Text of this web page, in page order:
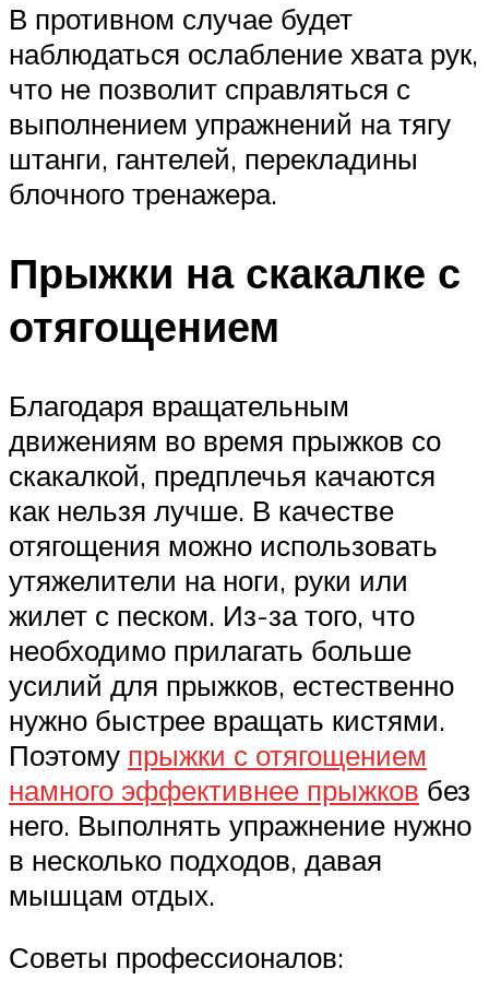
В противном случае будет
наблюдаться ослабление хвата рук,
что не позволит справляться с
выполнением упражнений на тягу
штанги, гантелей, перекладины
блочного тренажера.
Прыжки на скакалке с
отягощением
Благодаря вращательным
движениям во время прыжков со
скакалкой, предплечья качаются
как нельзя лучше. В качестве
отягощения можно использовать
утяжелители на ноги, руки или
жилет с песком. Из-за того, что
необходимо прилагать больше
усилий для прыжков, естественно
нужно быстрее вращать кистями.
Поэтому прыжки с отягощением
намного эффективнее прыжков без
него. Выполнять упражнение нужно
в несколько подходов, давая
мышцам отдых.
Советы профессионалов: